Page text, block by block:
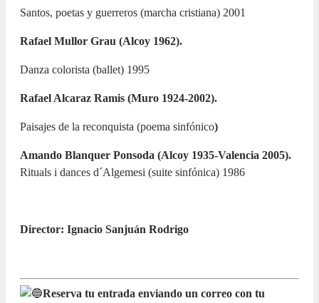
Santos, poetas y guerreros (marcha cristiana) 2001
Rafael Mullor Grau (Alcoy 1962).
Danza colorista (ballet) 1995
Rafael Alcaraz Ramis (Muro 1924-2002).
Paisajes de la reconquista (poema sinfónico)
Amando Blanquer Ponsoda (Alcoy 1935-Valencia 2005).
Rituals i dances d´Algemesi (suite sinfónica) 1986
Director: Ignacio Sanjuán Rodrigo
Reserva tu entrada enviando un correo con tu